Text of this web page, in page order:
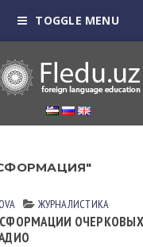
TOGGLE MENU
ЖУРНАЛИСТИКА
ОЧЕРКОВЫХ